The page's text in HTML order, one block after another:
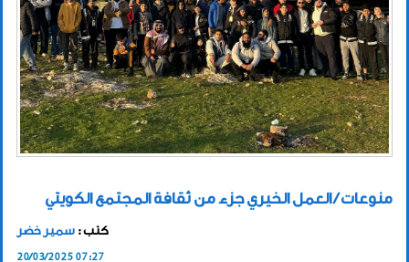
منوعات / العمل الخيري جزء من ثقافة المجتمع الكويتي
كتب : سمير خضر
20/03/2025 07:27